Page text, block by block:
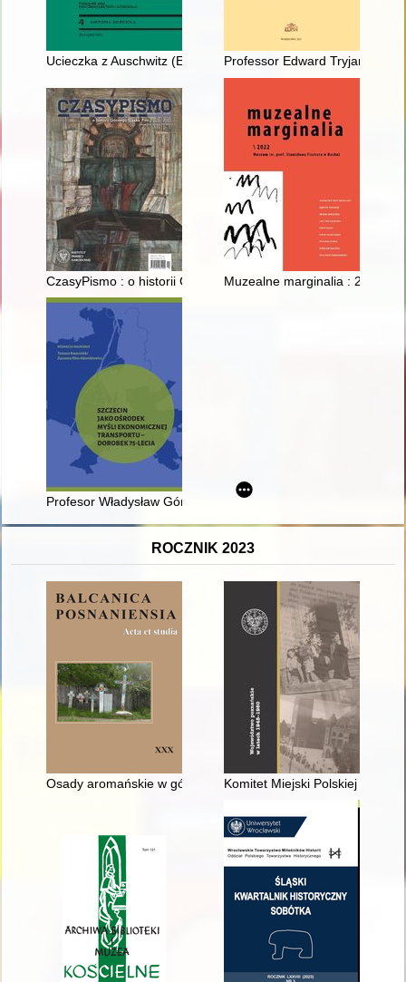
Ucieczka z Auschwitz (Escape form Auschwitz)]
Professor Edward Tryjarski
CzasyPismo : o historii Górnego Śląska. 2022 [nr] 2
Muzealne marginalia : 2022
Profesor Władysław Górski (1917-2015) - prekursor badań
ROCZNIK 2023
Osady aromańskie w górach południowego Pirynu :
Komitet Miejski Polskiej Partii